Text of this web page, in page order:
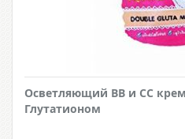
Осветляющий ВВ и СС
Глутатионом